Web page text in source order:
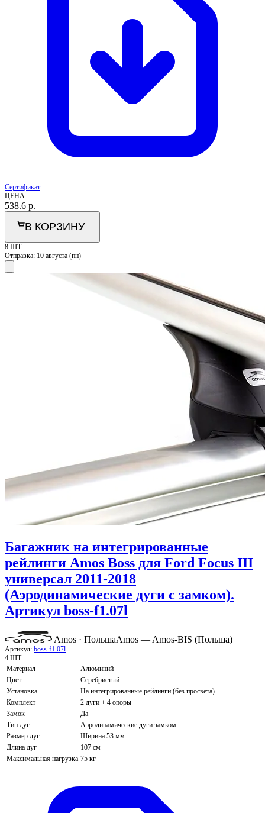
Сертификат
ЦЕНА
538.6 р.
В КОРЗИНУ
8 ШТ
Отправка: 10 августа (пн)
Багажник на интегрированные
рейлинги Amos Boss для Ford Focus III
универсал 2011-2018
(Аэродинамические дуги с замком).
Артикул boss-f1.07l
Amos · ПольшаAmos — Amos-BIS (Польша)
Артикул: boss-f1.07l
4 ШТ
Материал
Алюминий
Цвет
Серебристый
Установка
На интегрированные рейлинги (без просвета)
Комплект
2 дуги + 4 опоры
Замок
Да
Тип дуг
Аэродинамические дуги замком
Размер дуг
Ширина 53 мм
Длина дуг
107 см
Максимальная нагрузка 75 кг